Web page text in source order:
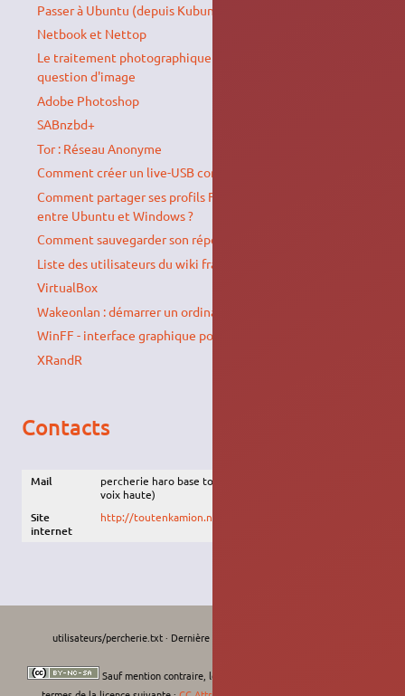
Passer à Ubuntu (depuis Kubuntu ou une autre variante)
Netbook et Nettop
Le traitement photographique sous Ubuntu : tout est une
question d'image
Adobe Photoshop
SABnzbd+
Tor : Réseau Anonyme
Comment créer un live-USB contenant FreeDOS
Comment partager ses profils Firefox (marque-pages, etc)
entre Ubuntu et Windows ?
Comment sauvegarder son répertoire personnel
Liste des utilisateurs du wiki francophone d'Ubuntu-fr
VirtualBox
Wakeonlan : démarrer un ordinateur à distance
WinFF - interface graphique pour ffmpeg
XRandR
Contacts
Mail
percherie haro base toutenkamion point nette (lire à
voix haute)
Site
internet
http://toutenkamion.net/
utilisateurs/percherie.txt· Dernière modification :
Sauf mention contraire, le contenu de ce wiki est placé sous les